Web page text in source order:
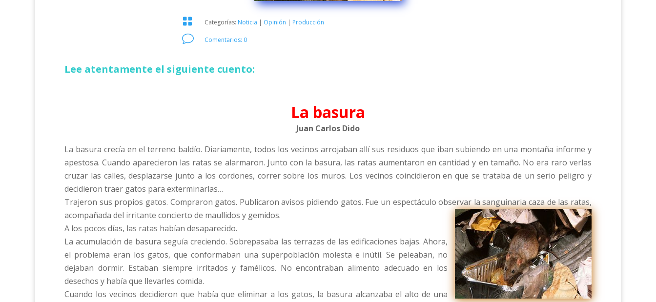
 Categorías: Noticia | Opinión | Producción
v Comentarios: 0
Lee atentamente el siguiente cuento:
La basura
Juan Carlos Dido
La basura crecía en el terreno baldío. Diariamente, todos los vecinos arrojaban allí sus residuos que iban subiendo en una montaña informe y
apestosa. Cuando aparecieron las ratas se alarmaron. Junto con la basura, las ratas aumentaron en cantidad y en tamaño. No era raro verlas
cruzar las calles, desplazarse junto a los cordones, correr sobre los muros. Los vecinos coincidieron en que se trataba de un serio peligro y
decidieron traer gatos para exterminarlas…
Trajeron sus propios gatos. Compraron gatos. Publicaron avisos pidiendo gatos. Fue un espectáculo observar la sanguinaria caza de las ratas,
acompañada del irritante concierto de maullidos y gemidos.
A los pocos días, las ratas habían desaparecido.
La acumulación de basura seguía creciendo. Sobrepasaba las terrazas de las edificaciones bajas. Ahora,
el problema eran los gatos, que conformaban una superpoblación molesta e inútil. Se peleaban, no
dejaban dormir. Estaban siempre irritados y famélicos. No encontraban alimento adecuado en los
desechos y había que llevarles comida.
Cuando los vecinos decidieron que había que eliminar a los gatos, la basura alcanzaba el alto de una